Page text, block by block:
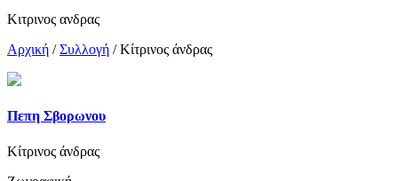
Κιτρινος ανδρας
Αρχική /Συλλογή /Κίτρινος άνδρας
Πεπη Σβορωνου
Κίτρινος άνδρας